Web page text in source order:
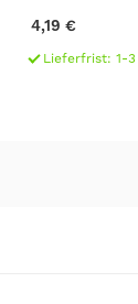
4,19 €
Lieferfrist: 1-